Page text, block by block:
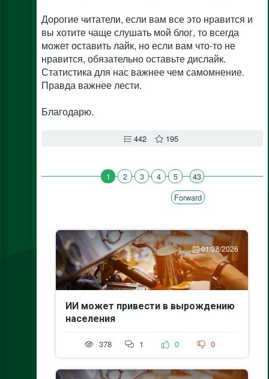
Дорогие читатели, если вам все это нравится и
вы хотите чаще слушать мой блог, то всегда
может оставить лайк, но если вам что-то не
нравится, обязательно оставьте дислайк.
Статистика для нас важнее чем самомнение.
Правда важнее лести.
Благодарю.
442 195
1 2 3 4 5
43
Forward
01/28/2026
ИИ может привести в вырождению
населения
378 1 0 0